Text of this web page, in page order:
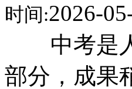
时间:2026-
中考是人
部分，成果